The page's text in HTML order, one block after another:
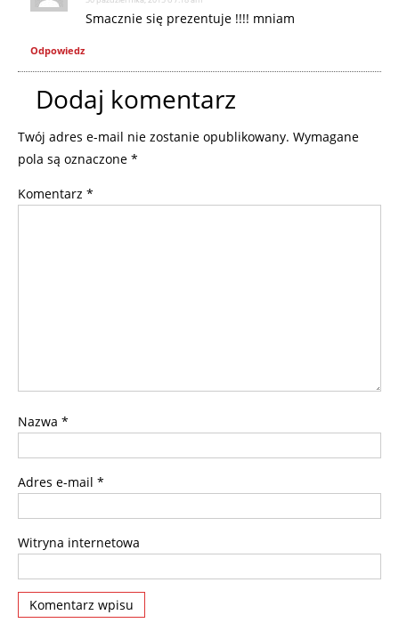
Smacznie się prezentuje !!!! mniam
Odpowiedz
Dodaj komentarz
Twój adres e-mail nie zostanie opublikowany. Wymagane
pola są oznaczone *
Komentarz *
Nazwa *
Adres e-mail *
Witryna internetowa